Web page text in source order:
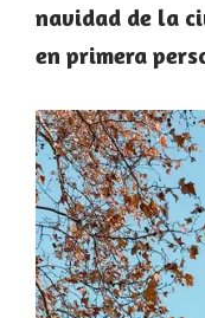
navidad de la
en primera